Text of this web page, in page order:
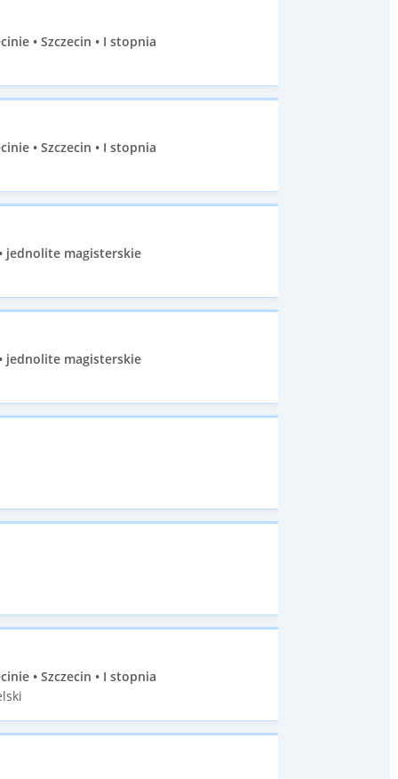
• Szczecin • I stopnia
• Szczecin • I stopnia
jednolite magisterskie
jednolite magisterskie
• Szczecin • I stopnia